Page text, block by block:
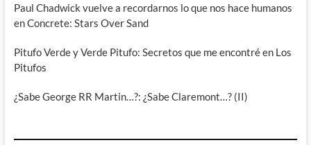
Paul Chadwick vuelve a recordarnos lo que nos hace humanos
en Concrete: Stars Over Sand
Pitufo Verde y Verde Pitufo: Secretos que me encontré en Los
Pitufos
¿Sabe George RR Martin…?: ¿Sabe Claremont…? (II)